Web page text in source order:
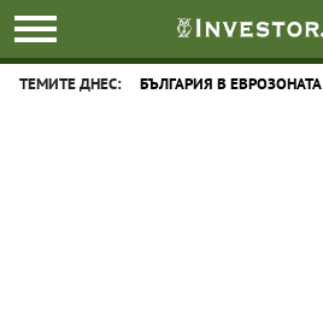
ТЕМИТЕ ДНЕС: БЪЛГАРИЯ В ЕВРОЗОНАТА